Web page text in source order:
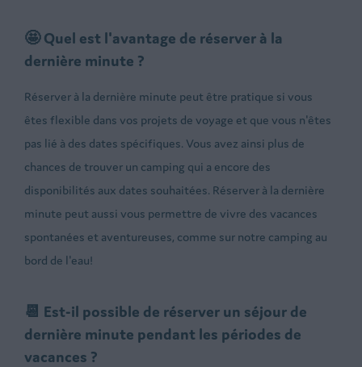
🤩 Quel est l'avantage de réserver à la
dernière minute ?
Réserver à la dernière minute peut être pratique si vous
êtes flexible dans vos projets de voyage et que vous n'êtes
pas lié à des dates spécifiques. Vous avez ainsi plus de
chances de trouver un camping qui a encore des
disponibilités aux dates souhaitées. Réserver à la dernière
minute peut aussi vous permettre de vivre des vacances
spontanées et aventureuses, comme sur notre camping au
bord de l'eau!
📆 Est-il possible de réserver un séjour de
dernière minute pendant les périodes de
vacances ?